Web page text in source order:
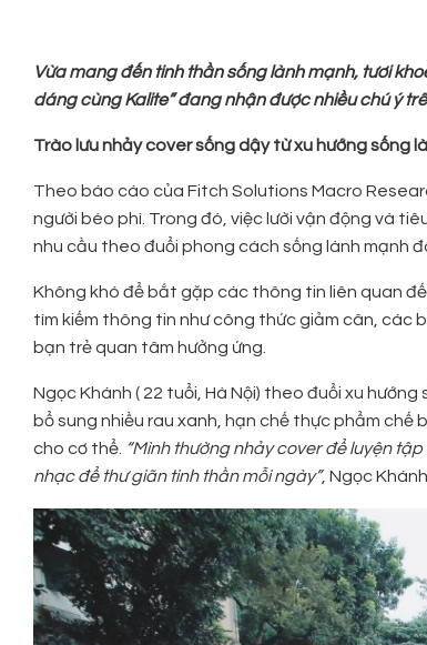
Vừa mang đến tinh thần sống lành mạnh, tươi
dáng cùng Kalite” đang nhận được nhiều chú ý
Trào lưu nhảy cover sống dậy từ xu hướng sống
Theo báo cáo của Fitch Solutions Macro
người béo phì. Trong đó, việc lười vận động và
nhu cầu theo đuổi phong cách sống lành mạnh
Không khó để bắt gặp các thông tin liên quan
tìm kiếm thông tin như công thức giảm cân,
bạn trẻ quan tâm hưởng ứng.
Ngọc Khánh ( 22 tuổi, Hà Nội) theo đuổi xu
bổ sung nhiều rau xanh, hạn chế thực phẩm
cho cơ thể. “Mình thường nhảy cover để luyện
nhạc để thư giãn tinh thần mỗi ngày”, Ngọc